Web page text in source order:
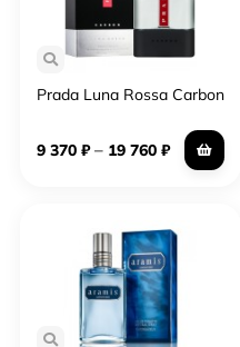
Prada Luna Rossa Carbon
9 370 ₽– 19 760 ₽